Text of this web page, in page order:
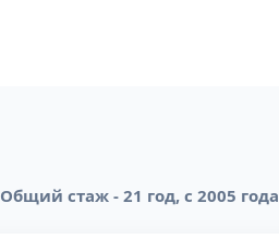
Общий стаж - 21 год, с 2005 года